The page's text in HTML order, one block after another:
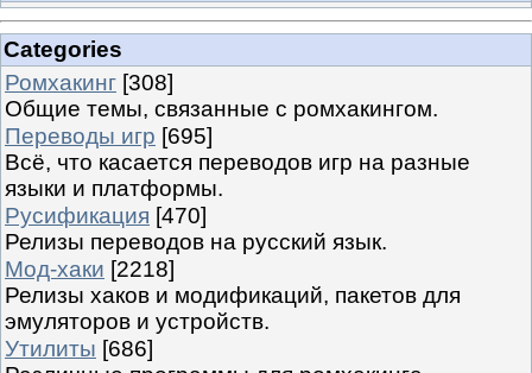
Categories
Ромхакинг [308]
Общие темы, связанные с ромхакингом.
Переводы игр [695]
Всё, что касается переводов игр на разные
языки и платформы.
Русификация [470]
Релизы переводов на русский язык.
Мод-хаки [2218]
Релизы хаков и модификаций, пакетов для
эмуляторов и устройств.
Утилиты [686]